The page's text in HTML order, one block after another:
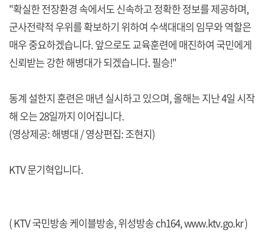
"확실한 전장환경 속에서도 신속하고 정확한 정보를 제공하며,
군사전략적 우위를 확보하기 위하여 수색대대의 임무와 역할은
매우 중요하겠습니다. 앞으로도 교육훈련에 매진하여 국민에게
신뢰받는 강한 해병대가 되겠습니다. 필승!"
동계 설한지 훈련은 매년 실시하고 있으며, 올해는 지난 4일 시작
해 오는 28일까지 이어집니다.
(영상제공: 해병대 / 영상편집: 조현지)
KTV 문기혁입니다.
( KTV 국민방송 케이블방송, 위성방송 ch164,www.ktv.go.kr)